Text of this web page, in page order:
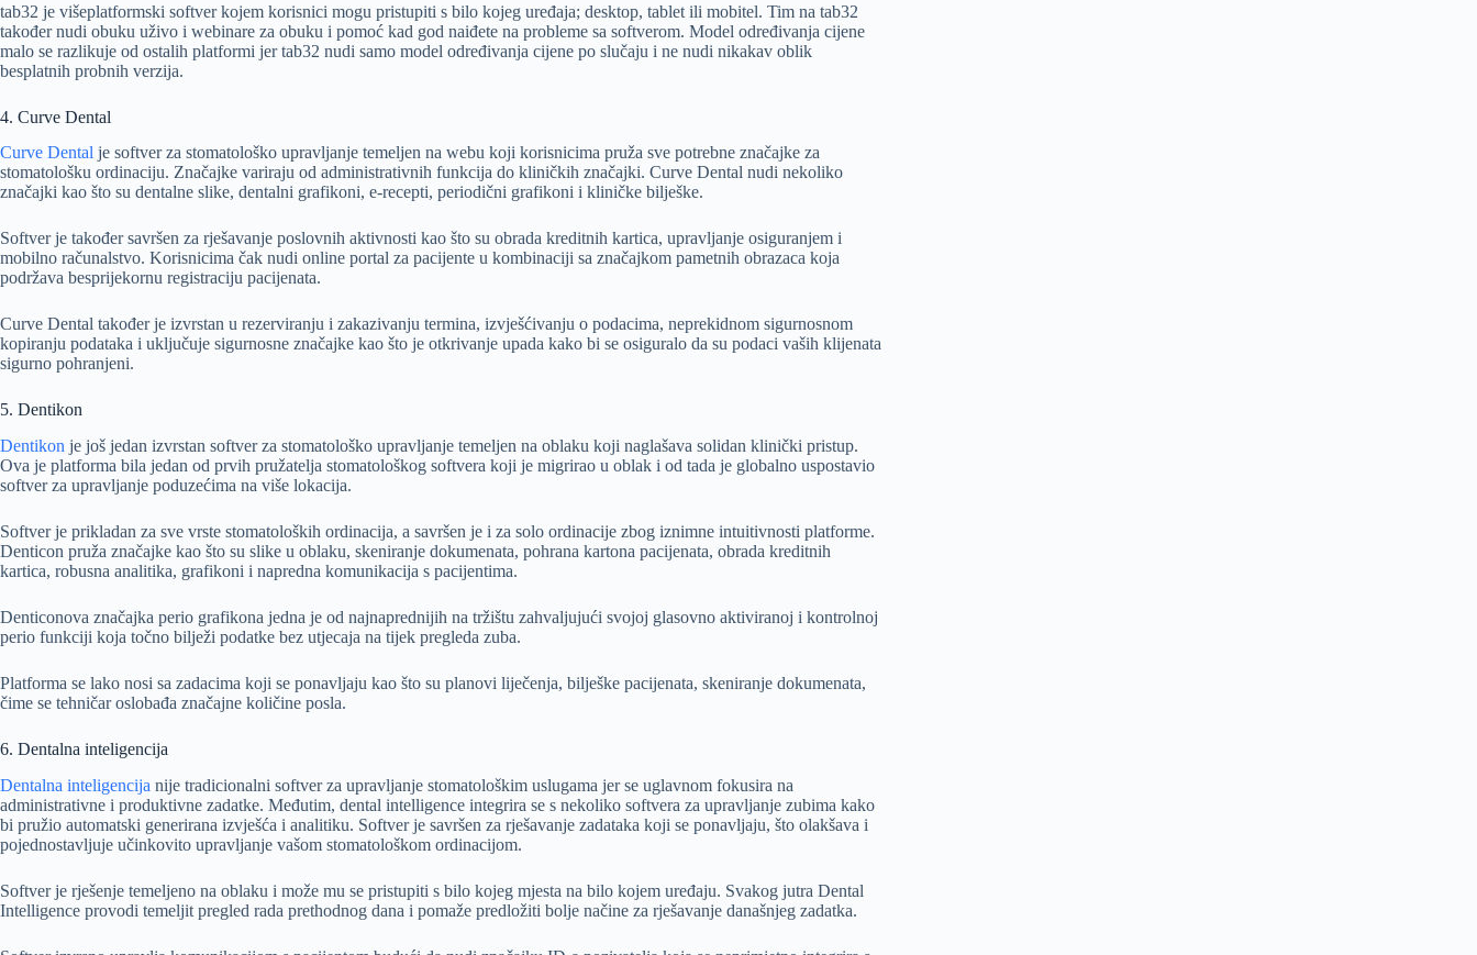
tab32 je višeplatformski softver kojem korisnici mogu pristupiti s bilo kojeg uređaja; desktop, tablet ili mobitel. Tim na tab32
također nudi obuku uživo i webinare za obuku i pomoć kad god naiđete na probleme sa softverom. Model određivanja cijene
malo se razlikuje od ostalih platformi jer tab32 nudi samo model određivanja cijene po slučaju i ne nudi nikakav oblik
besplatnih probnih verzija.
4. Curve Dental
Curve Dental je softver za stomatološko upravljanje temeljen na webu koji korisnicima pruža sve potrebne značajke za
stomatološku ordinaciju. Značajke variraju od administrativnih funkcija do kliničkih značajki. Curve Dental nudi nekoliko
značajki kao što su dentalne slike, dentalni grafikoni, e-recepti, periodični grafikoni i kliničke bilješke.
Softver je također savršen za rješavanje poslovnih aktivnosti kao što su obrada kreditnih kartica, upravljanje osiguranjem i
mobilno računalstvo. Korisnicima čak nudi online portal za pacijente u kombinaciji sa značajkom pametnih obrazaca koja
podržava besprijekornu registraciju pacijenata.
Curve Dental također je izvrstan u rezerviranju i zakazivanju termina, izvješćivanju o podacima, neprekidnom sigurnosnom
kopiranju podataka i uključuje sigurnosne značajke kao što je otkrivanje upada kako bi se osiguralo da su podaci vaših klijenata
sigurno pohranjeni.
5. Dentikon
Dentikon je još jedan izvrstan softver za stomatološko upravljanje temeljen na oblaku koji naglašava solidan klinički pristup.
Ova je platforma bila jedan od prvih pružatelja stomatološkog softvera koji je migrirao u oblak i od tada je globalno uspostavio
softver za upravljanje poduzećima na više lokacija.
Softver je prikladan za sve vrste stomatoloških ordinacija, a savršen je i za solo ordinacije zbog iznimne intuitivnosti platforme.
Denticon pruža značajke kao što su slike u oblaku, skeniranje dokumenata, pohrana kartona pacijenata, obrada kreditnih
kartica, robusna analitika, grafikoni i napredna komunikacija s pacijentima.
Denticonova značajka perio grafikona jedna je od najnaprednijih na tržištu zahvaljujući svojoj glasovno aktiviranoj i kontrolnoj
perio funkciji koja točno bilježi podatke bez utjecaja na tijek pregleda zuba.
Platforma se lako nosi sa zadacima koji se ponavljaju kao što su planovi liječenja, bilješke pacijenata, skeniranje dokumenata,
čime se tehničar oslobađa značajne količine posla.
6. Dentalna inteligencija
Dentalna inteligencija nije tradicionalni softver za upravljanje stomatološkim uslugama jer se uglavnom fokusira na
administrativne i produktivne zadatke. Međutim, dental intelligence integrira se s nekoliko softvera za upravljanje zubima kako
bi pružio automatski generirana izvješća i analitiku. Softver je savršen za rješavanje zadataka koji se ponavljaju, što olakšava i
pojednostavljuje učinkovito upravljanje vašom stomatološkom ordinacijom.
Softver je rješenje temeljeno na oblaku i može mu se pristupiti s bilo kojeg mjesta na bilo kojem uređaju. Svakog jutra Dental
Intelligence provodi temeljit pregled rada prethodnog dana i pomaže predložiti bolje načine za rješavanje današnjeg zadatka.